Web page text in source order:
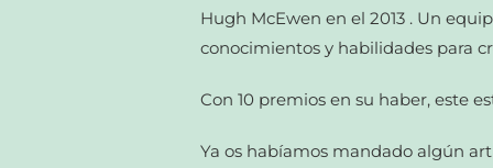
Hugh McEwen en el 2013 . Un
conocimientos y habilidades para
Con 10 premios en su haber, este
Ya os habíamos mandado algún